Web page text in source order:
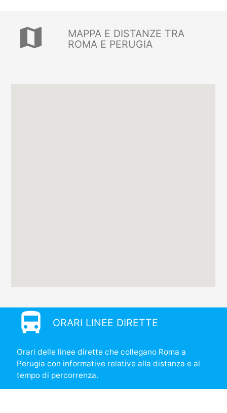
map
MAPPA E DISTANZE TRA
ROMA E PERUGIA
directions_bus ORARI LINEE DIRETTE
Orari delle linee dirette che collegano Roma a
Perugia con informative relative alla distanza e al
tempo di percorrenza.